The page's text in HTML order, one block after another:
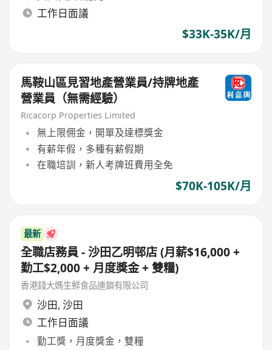
工作日面議
$33K-35K/月
馬鞍山區見習地產營業員/持牌地產
營業員（無需經驗）
Ricacorp Properties Limited
無上限佣金，開單及達標獎金
有薪年假，多種有薪假期
在職培訓，新人考牌班費用全免
$70K-105K/月
最新
全職店務員 - 沙田乙明邨店 (月薪$16,000 +
勤工$2,000 + 月度獎金 + 雙糧)
香港錢大媽生鮮食品連鎖有限公司
沙田, 沙田
工作日面議
勤工獎，月度獎金，雙糧